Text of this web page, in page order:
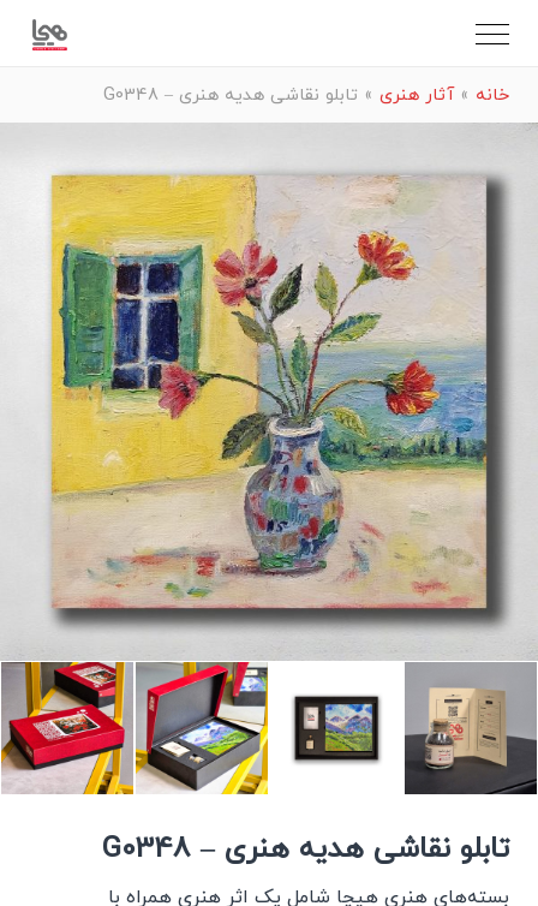
خانه »آثار هنری » تابلو نقاشی هدیه هنری – G0348
تابلو نقاشی هدیه هنری – G0348
بسته‌های هنری هیچا شامل یک اثر هنری همراه با